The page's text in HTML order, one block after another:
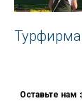
Оставьте